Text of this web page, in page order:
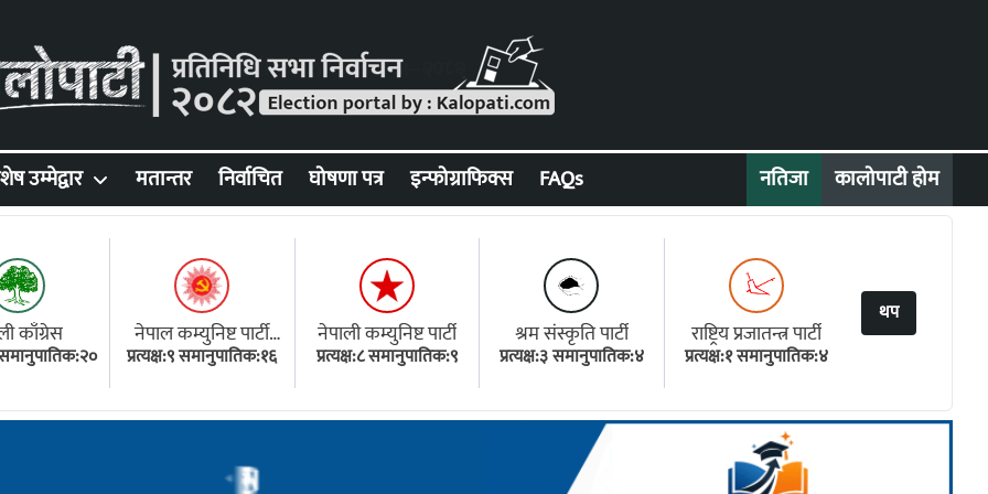
नतिजा कालोपाटी होम
उम्मेद्वार मतान्तर निर्वाचित घोषणा पत्र इन्फोग्राफिक्स FAQs
काँग्रेस
समानुपातिक:२०
नेपाल कम्युनिष्ट पार्टी
(एमाले)
प्रत्यक्ष:९ समानुपातिक:१६
नेपाली कम्युनिष्ट पार्टी
प्रत्यक्ष:८ समानुपातिक:९
श्रम संस्कृति पार्टी
प्रत्यक्ष:३ समानुपातिक:४
राष्ट्रिय प्रजातन्त्र पार्टी
प्रत्यक्ष:१ समानुपातिक:४
थप